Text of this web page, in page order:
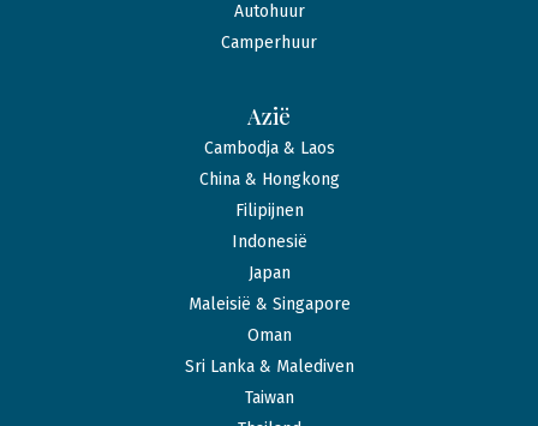
Autohuur
Camperhuur
Azië
Cambodja & Laos
China & Hongkong
Filipijnen
Indonesië
Japan
Maleisië & Singapore
Oman
Sri Lanka & Malediven
Taiwan